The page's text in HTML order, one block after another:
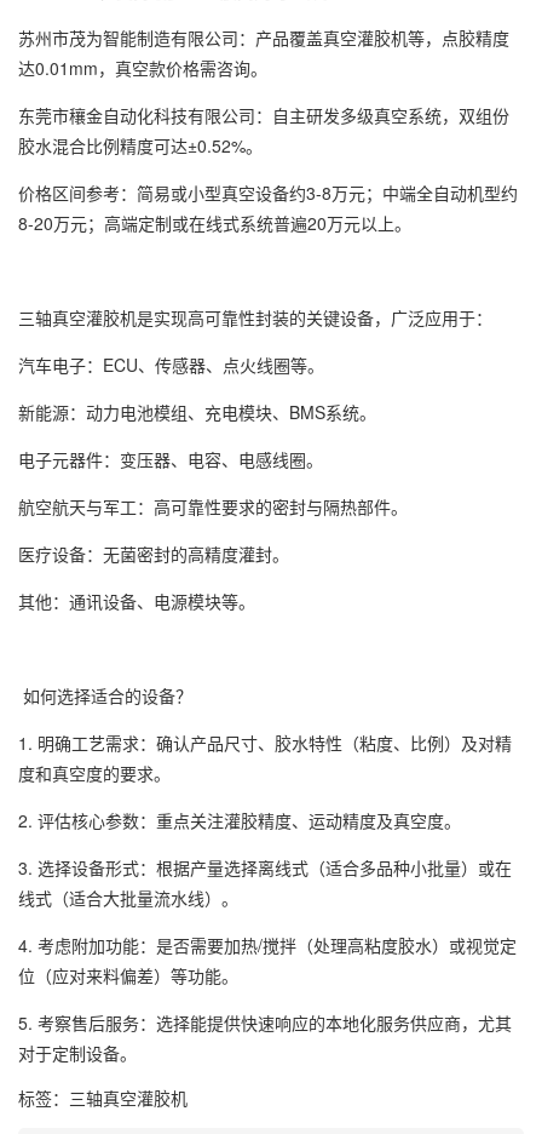
苏州市茂为智能制造有限公司：产品覆盖真空灌胶机等，点胶精度
达0.01mm，真空款价格需咨询。
东莞市穰金自动化科技有限公司：自主研发多级真空系统，双组份
胶水混合比例精度可达±0.52%。
价格区间参考：简易或小型真空设备约3-8万元；中端全自动机型约
8-20万元；高端定制或在线式系统普遍20万元以上。
三轴真空灌胶机是实现高可靠性封装的关键设备，广泛应用于：
汽车电子：ECU、传感器、点火线圈等。
新能源：动力电池模组、充电模块、BMS系统。
电子元器件：变压器、电容、电感线圈。
航空航天与军工：高可靠性要求的密封与隔热部件。
医疗设备：无菌密封的高精度灌封。
其他：通讯设备、电源模块等。
如何选择适合的设备？
1. 明确工艺需求：确认产品尺寸、胶水特性（粘度、比例）及对精
度和真空度的要求。
2. 评估核心参数：重点关注灌胶精度、运动精度及真空度。
3. 选择设备形式：根据产量选择离线式（适合多品种小批量）或在
线式（适合大批量流水线）。
4. 考虑附加功能：是否需要加热/搅拌（处理高粘度胶水）或视觉定
位（应对来料偏差）等功能。
5. 考察售后服务：选择能提供快速响应的本地化服务供应商，尤其
对于定制设备。
标签： 三轴真空灌胶机